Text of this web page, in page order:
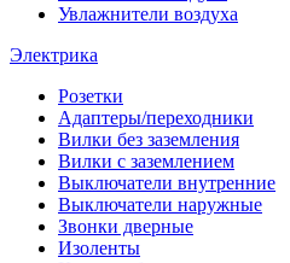
Увлажнители воздуха
Электрика
Розетки
Адаптеры/переходники
Вилки без заземления
Вилки с заземлением
Выключатели внутренние
Выключатели наружные
Звонки дверные
Изоленты